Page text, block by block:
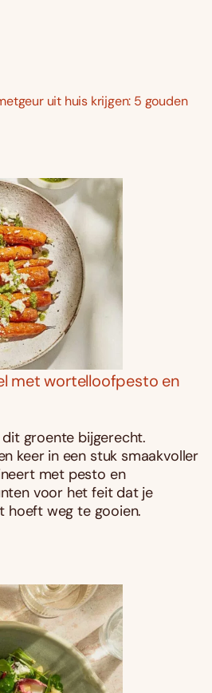
uit huis krijgen: 5 gouden
met wortelloofpesto en
groente bijgerecht.
keer in een stuk smaakvoller
met pesto en
voor het feit dat je
hoeft weg te gooien.